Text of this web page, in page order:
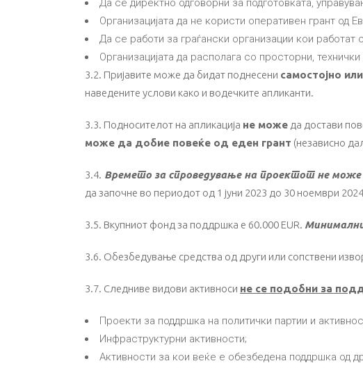
Да се директно одговорни за подготовката,
Oрганизацијата да не користи оперативен грант од
Да се работи за граѓански организации кои работат
Организацијата да располага со просторни,
3.2. Пријавите може да бидат поднесени самостојно
наведените услови како и водечките апликанти.
3.3. Подносителот на апликација не може да достави
може да добие повеќе од еден грант (независно
3.4. Времето за спроведување на проектот не може
да започне во периодот од 1 јуни 2023 до 30 ноември
3.5. Вкупниот фонд за поддршка е 60.000 EUR.
3.6. Обезбедување средства од други или сопствени
3.7. Следниве видови активноси не се подобни за
Проекти за поддршка на политички партии и
Инфраструктурни активности;
Активности за кои веќе е обезбедена поддршка од